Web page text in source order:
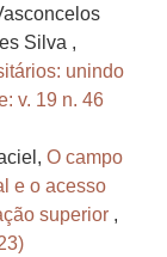
Silva ,
unindo
v. 19 n. 46
O campo
e o acesso
superior ,